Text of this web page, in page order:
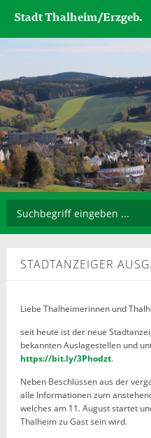
Stadt Thalheim/Erzgeb.
STADTANZEIGER
Liebe Thalheimerinnen und
seit heute ist der neue
bekannten Auslagestellen und
https://bit.ly/3Phodzt.
Neben Beschlüssen aus der
alle Informationen zum
welches am 11. August startet
Thalheim zu Gast sein wird.